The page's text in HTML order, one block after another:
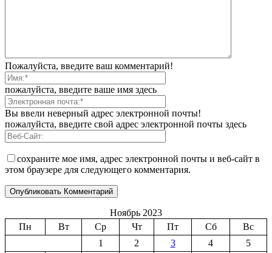
Пожалуйста, введите ваш комментарий!
пожалуйста, введите ваше имя здесь
Вы ввели неверный адрес электронной почты!
пожалуйста, введите свой адрес электронной почты здесь
сохраните мое имя, адрес электронной почты и веб-сайт в
этом браузере для следующего комментария.
Ноябрь 2023
Пн
Вт Ср Чт Пт Сб
Вс
1
2 3 4
5